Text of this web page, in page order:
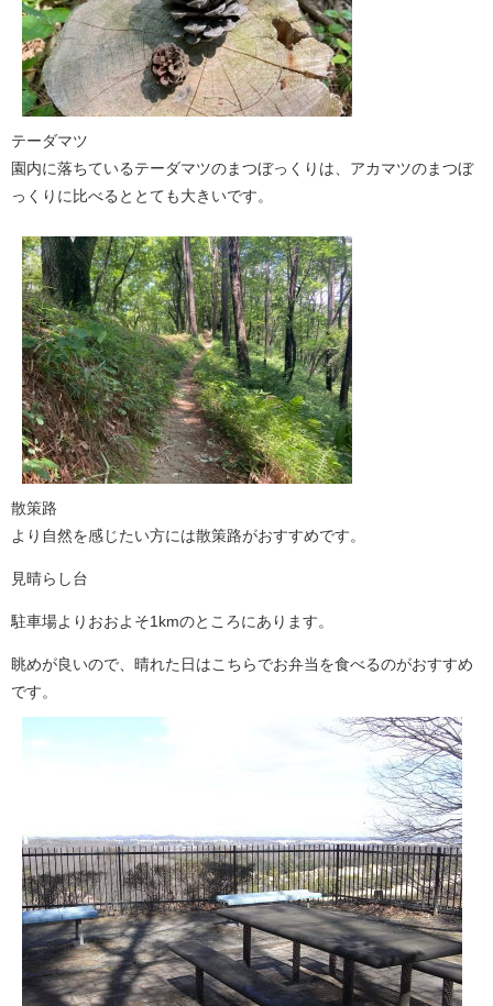
テーダマツ
園内に落ちているテーダマツのまつぼっくりは、アカマツのまつぼ
っくりに比べるととても大きいです。
散策路
より自然を感じたい方には散策路がおすすめです。
見晴らし台
駐車場よりおおよそ1kmのところにあります。
眺めが良いので、晴れた日はこちらでお弁当を食べるのがおすすめ
です。